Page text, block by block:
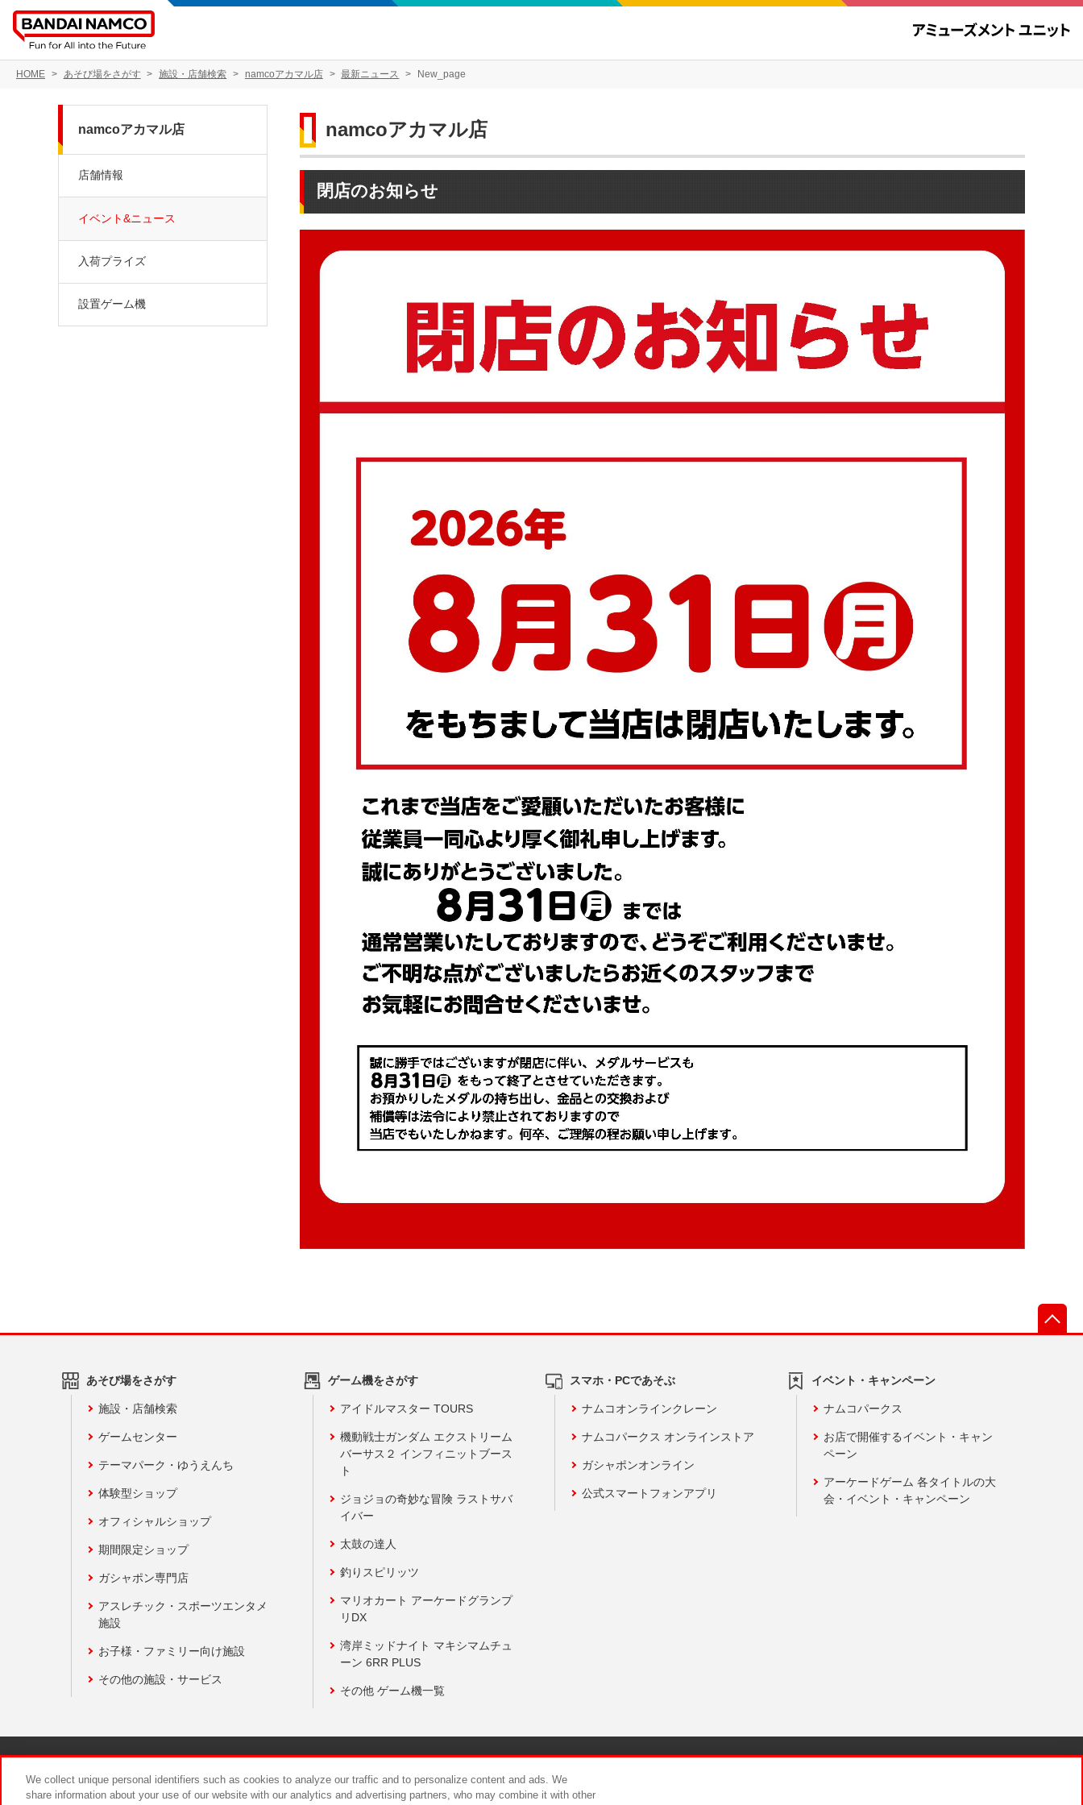
HOME あそび場をさがす 施設・店舗検索 namcoアカマル店 最新ニュース New_page
namcoアカマル店
閉店のお知らせ
namcoアカマル店
店舗情報
イベント&ニュース
入荷プライズ
設置ゲーム機
あそび場をさがす
施設・店舗検索
ゲームセンター
テーマパーク・ゆうえんち
体験型ショップ
オフィシャルショップ
期間限定ショップ
ガシャポン専門店
アスレチック・スポーツエンタメ
施設
お子様・ファミリー向け施設
その他の施設・サービス
ゲーム機をさがす
アイドルマスター TOURS
機動戦士ガンダム エクストリーム
バーサス２ インフィニットブース
ト
ジョジョの奇妙な冒険 ラストサバ
イバー
太鼓の達人
釣りスピリッツ
マリオカート アーケードグランプ
リDX
湾岸ミッドナイト マキシマムチュ
ーン 6RR PLUS
その他 ゲーム機一覧
スマホ・PCであそぶ
ナムコオンラインクレーン
ナムコパークス オンラインストア
ガシャポンオンライン
公式スマートフォンアプリ
イベント・キャンペーン
ナムコパークス
お店で開催するイベント・キャン
ペーン
アーケードゲーム 各タイトルの大
会・イベント・キャンペーン
We collect unique personal identifiers such as cookies to analyze our traffic and to personalize content and ads. We
share information about your use of our website with our analytics and advertising partners, who may combine it with other